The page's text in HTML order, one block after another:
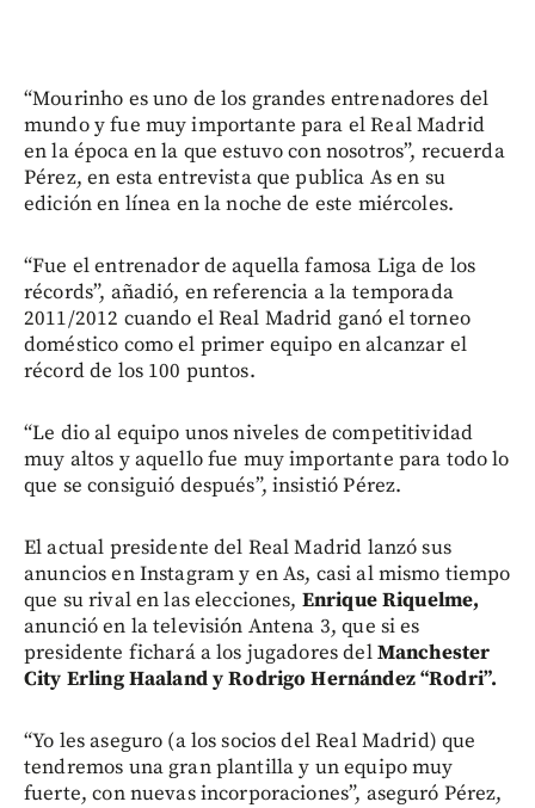
“Mourinho es uno de los grandes entrenadores del
mundo y fue muy importante para el Real Madrid
en la época en la que estuvo con nosotros”, recuerda
Pérez, en esta entrevista que publica As en su
edición en línea en la noche de este miércoles.
“Fue el entrenador de aquella famosa Liga de los
récords”, añadió, en referencia a la temporada
2011/2012 cuando el Real Madrid ganó el torneo
doméstico como el primer equipo en alcanzar el
récord de los 100 puntos.
“Le dio al equipo unos niveles de competitividad
muy altos y aquello fue muy importante para todo lo
que se consiguió después”, insistió Pérez.
El actual presidente del Real Madrid lanzó sus
anuncios en Instagram y en As, casi al mismo tiempo
que su rival en las elecciones, Enrique Riquelme,
anunció en la televisión Antena 3, que si es
presidente fichará a los jugadores delManchester
City Erling Haaland y Rodrigo Hernández “Rodri”.
“Yo les aseguro (a los socios del Real Madrid) que
tendremos una gran plantilla y un equipo muy
fuerte, con nuevas incorporaciones”, aseguró Pérez,